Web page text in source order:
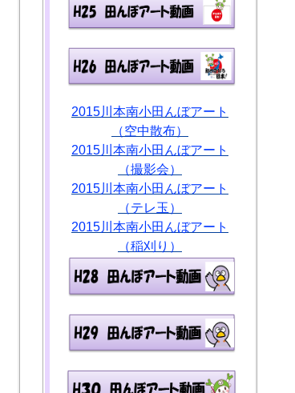
2015川本南小田んぼアート
（空中散布）
2015川本南小田んぼアート
（撮影会）
2015川本南小田んぼアート
（テレ玉）
2015川本南小田んぼアート
（稲刈り）